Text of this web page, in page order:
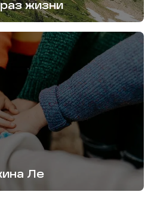
жизни
Ле